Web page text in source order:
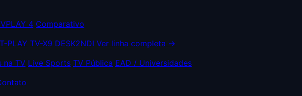
4 Comparativo
PLAY TV-X9 DESK2NDI Ver linha completa →
na TV Live Sports TV Pública EAD / Universidades